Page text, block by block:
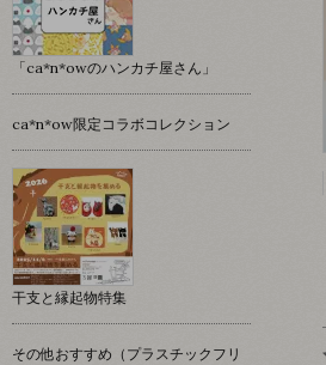
「ca*n*owのハンカチ屋さん」
ca*n*ow限定コラボコレクション
干支と縁起物特集
その他おすすめ（プラスチックフリ